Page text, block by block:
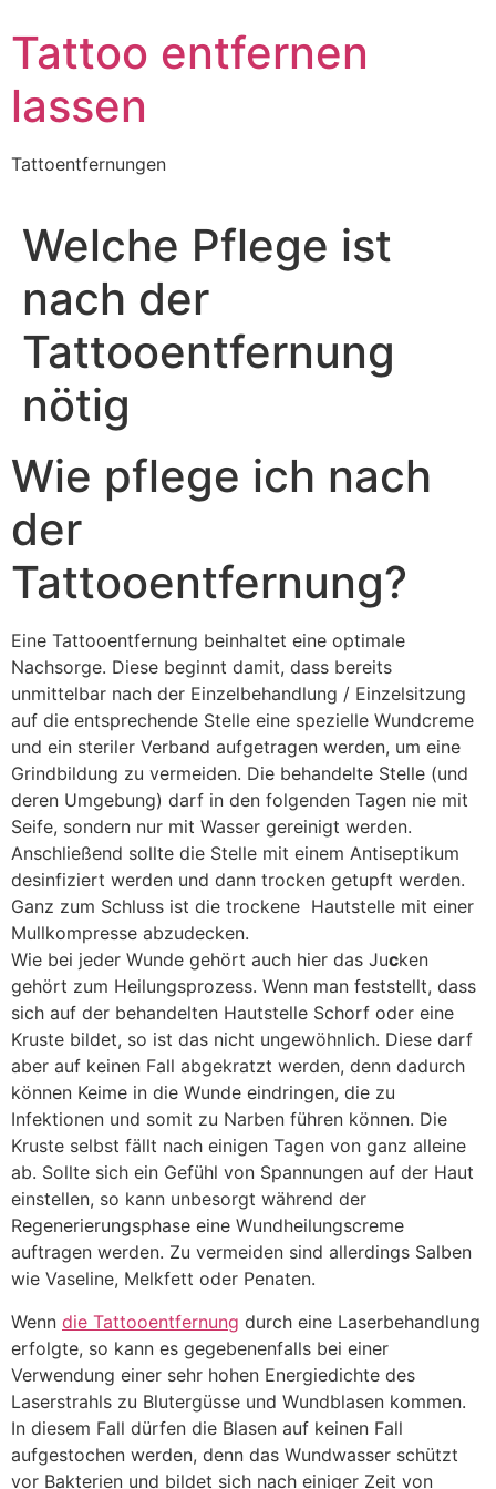
to
content
Tattoo entfernen
lassen
Tattoentfernungen
Welche Pflege ist
nach der
Tattooentfernung
nötig
Wie pflege ich nach
der
Tattooentfernung?
Eine Tattooentfernung beinhaltet eine optimale
Nachsorge. Diese beginnt damit, dass bereits
unmittelbar nach der Einzelbehandlung / Einzelsitzung
auf die entsprechende Stelle eine spezielle Wundcreme
und ein steriler Verband aufgetragen werden, um eine
Grindbildung zu vermeiden. Die behandelte Stelle (und
deren Umgebung) darf in den folgenden Tagen nie mit
Seife, sondern nur mit Wasser gereinigt werden.
Anschließend sollte die Stelle mit einem Antiseptikum
desinfiziert werden und dann trocken getupft werden.
Ganz zum Schluss ist die trockene Hautstelle mit einer
Mullkompresse abzudecken.
Wie bei jeder Wunde gehört auch hier das Jucken
gehört zum Heilungsprozess. Wenn man feststellt, dass
sich auf der behandelten Hautstelle Schorf oder eine
Kruste bildet, so ist das nicht ungewöhnlich. Diese darf
aber auf keinen Fall abgekratzt werden, denn dadurch
können Keime in die Wunde eindringen, die zu
Infektionen und somit zu Narben führen können. Die
Kruste selbst fällt nach einigen Tagen von ganz alleine
ab. Sollte sich ein Gefühl von Spannungen auf der Haut
einstellen, so kann unbesorgt während der
Regenerierungsphase eine Wundheilungscreme
auftragen werden. Zu vermeiden sind allerdings Salben
wie Vaseline, Melkfett oder Penaten.
Wenn die Tattooentfernung durch eine Laserbehandlung
erfolgte, so kann es gegebenenfalls bei einer
Verwendung einer sehr hohen Energiedichte des
Laserstrahls zu Blutergüsse und Wundblasen kommen.
In diesem Fall dürfen die Blasen auf keinen Fall
aufgestochen werden, denn das Wundwasser schützt
vor Bakterien und bildet sich nach einiger Zeit von